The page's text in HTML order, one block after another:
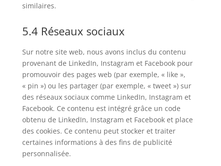
similaires.
5.4 Réseaux sociaux
Sur notre site web, nous avons inclus du contenu
provenant de LinkedIn, Instagram et Facebook pour
promouvoir des pages web (par exemple, « like »,
« pin ») ou les partager (par exemple, « tweet ») sur
des réseaux sociaux comme LinkedIn, Instagram et
Facebook. Ce contenu est intégré grâce un code
obtenu de LinkedIn, Instagram et Facebook et place
des cookies. Ce contenu peut stocker et traiter
certaines informations à des fins de publicité
personnalisée.